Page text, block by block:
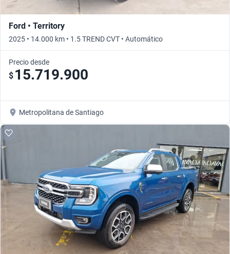
Ford • Territory
2025 • 14.000 km • 1.5 TREND CVT • Automático
Precio desde
$ 15.719.900
Metropolitana de Santiago